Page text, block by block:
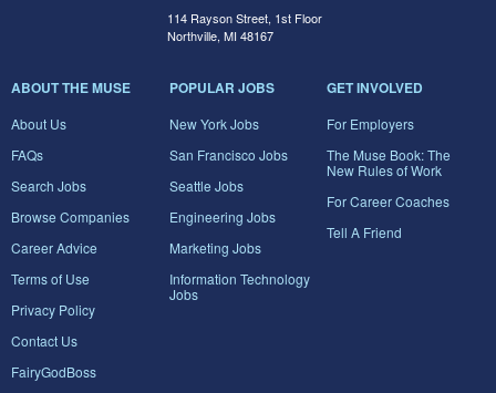
114 Rayson Street, 1st Floor
Northville, MI 48167
ABOUT THE MUSE
About Us
FAQs
Search Jobs
Browse Companies
Career Advice
Terms of Use
Privacy Policy
Contact Us
FairyGodBoss
POPULAR JOBS
New York Jobs
San Francisco Jobs
Seattle Jobs
Engineering Jobs
Marketing Jobs
Information Technology
Jobs
GET INVOLVED
For Employers
The Muse Book: The
New Rules of Work
For Career Coaches
Tell A Friend